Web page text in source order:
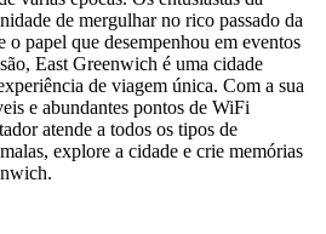
de mergulhar no rico passado da
o papel que desempenhou em eventos
East Greenwich é uma cidade
de viagem única. Com a sua
e abundantes pontos de WiFi
atende a todos os tipos de
explore a cidade e crie memórias